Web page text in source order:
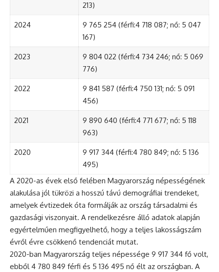
213)
2024
9 765 254 (férfi:4 718 087; nő: 5 047
167)
2023
9 804 022 (férfi:4 734 246; nő: 5 069
776)
2022
9 841 587 (férfi:4 750 131; nő: 5 091
456)
2021
9 890 640 (férfi:4 771 677; nő: 5 118
963)
2020
9 917 344 (férfi:4 780 849; nő: 5 136
495)
A 2020-as évek első felében Magyarország népességének
alakulása jól tükrözi a hosszú távú demográfiai trendeket,
amelyek évtizedek óta formálják az ország társadalmi és
gazdasági viszonyait. A rendelkezésre álló adatok alapján
egyértelműen megfigyelhető, hogy a teljes lakosságszám
évről évre csökkenő tendenciát mutat.
2020-ban Magyarország teljes népessége 9 917 344 fő volt,
ebből 4 780 849 férfi és 5 136 495 nő élt az országban. A